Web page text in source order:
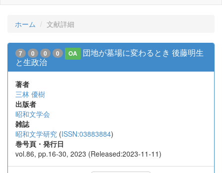
ホーム 文献詳細
7 0 0 0 OA
団地が墓場に変わるとき 後藤明生
と生政治
著者
三林 優樹
出版者
昭和文学会
雑誌
昭和文学研究 (ISSN:03883884)
巻号頁・発行日
vol.86, pp.16-30, 2023 (Released:2023-11-11)